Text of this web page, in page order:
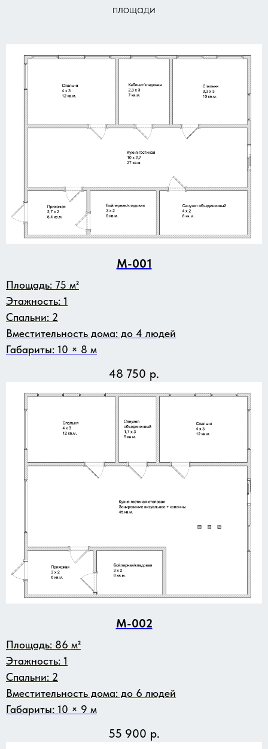
площади
M-001
Площадь: 75 м²
Этажность: 1
Спальни: 2
Вместительность дома: до 4 людей
Габариты: 10 × 8 м
48 750 р.
M-002
Площадь: 86 м²
Этажность: 1
Спальни: 2
Вместительность дома: до 6 людей
Габариты: 10 × 9 м
55 900 р.